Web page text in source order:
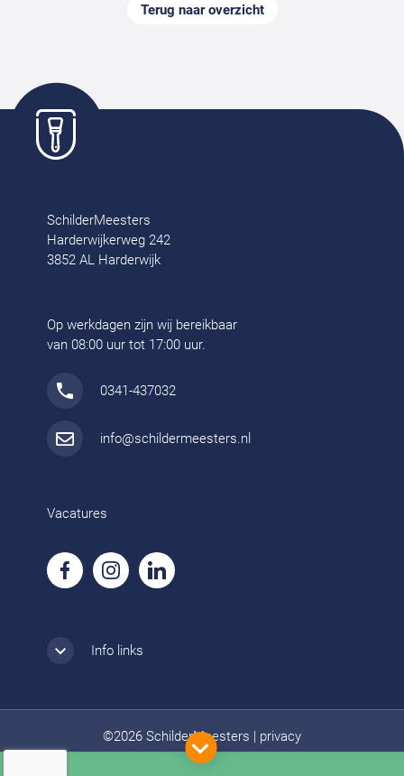
Terug naar overzicht
SchilderMeesters
Harderwijkerweg 242
3852 AL Harderwijk
Op werkdagen zijn wij bereikbaar
van 08:00 uur tot 17:00 uur.
0341-437032
info@schildermeesters.nl
Vacatures
Info links
©2026 SchilderMeesters privacy